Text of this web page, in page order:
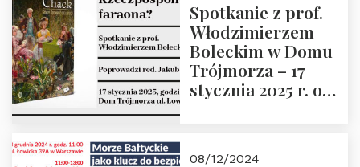
Spotkanie z prof.
Włodzimierzem
Boleckim w Domu
Trójmorza – 17
stycznia 2025 r. o
08/12/2024